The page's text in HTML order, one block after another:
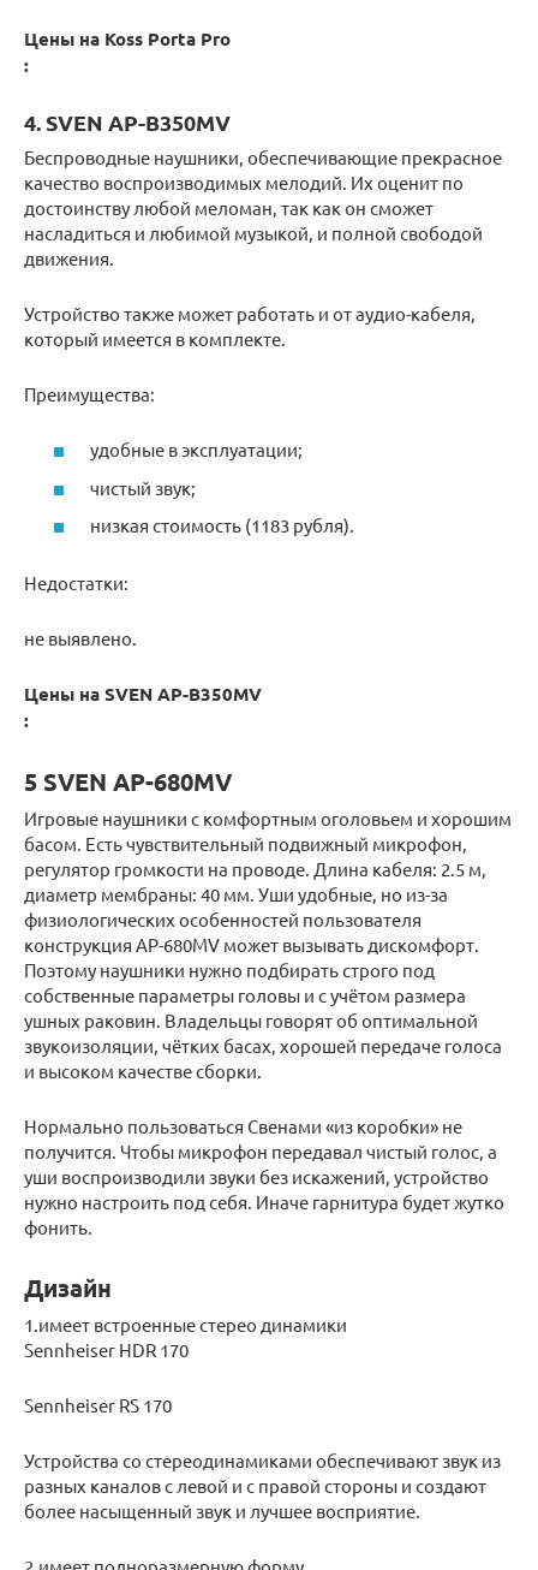
Цены на Koss Porta Pro
:
4. SVEN AP-B350MV
Беспроводные наушники, обеспечивающие прекрасное
качество воспроизводимых мелодий. Их оценит по
достоинству любой меломан, так как он сможет
насладиться и любимой музыкой, и полной свободой
движения.
Устройство также может работать и от аудио-кабеля,
который имеется в комплекте.
Преимущества:
удобные в эксплуатации;
чистый звук;
низкая стоимость (1183 рубля).
Недостатки:
не выявлено.
Цены на SVEN AP-B350MV
:
5 SVEN AP-680MV
Игровые наушники с комфортным оголовьем и хорошим
басом. Есть чувствительный подвижный микрофон,
регулятор громкости на проводе. Длина кабеля: 2.5 м,
диаметр мембраны: 40 мм. Уши удобные, но из-за
физиологических особенностей пользователя
конструкция AP-680MV может вызывать дискомфорт.
Поэтому наушники нужно подбирать строго под
собственные параметры головы и с учётом размера
ушных раковин. Владельцы говорят об оптимальной
звукоизоляции, чётких басах, хорошей передаче голоса
и высоком качестве сборки.
Нормально пользоваться Свенами «из коробки» не
получится. Чтобы микрофон передавал чистый голос, а
уши воспроизводили звуки без искажений, устройство
нужно настроить под себя. Иначе гарнитура будет жутко
фонить.
Дизайн
1.имеет встроенные стерео динамики
Sennheiser HDR 170
Sennheiser RS 170
Устройства со стереодинамиками обеспечивают звук из
разных каналов с левой и с правой стороны и создают
более насыщенный звук и лучшее восприятие.